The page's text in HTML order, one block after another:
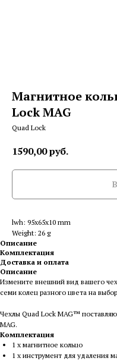
Магнитное
Lock MAG
Quad Lock
1590,00руб.
lwh: 95x65x10 mm
Weight: 26 g
Описание
Комплектация
Доставка и оплата
Описание
Измените внешний вид вашего
семи колец разного цвета на
Чехлы Quad Lock MAG™
MAG.
Комплектация
1 x магнитное кольцо
1 x инструмент для удаления